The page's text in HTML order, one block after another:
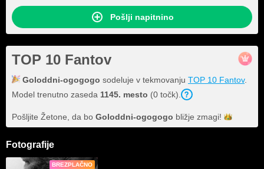
Pošlji napitnino
TOP 10 Fantov
Goloddni-ogogogo sodeluje v tekmovanju TOP 10 Fantov.
Model trenutno zaseda 1145. mesto (0 točk).
Pošljite Žetone, da bo Goloddni-ogogogo bližje zmagi!
Fotografije
BREZPLAČNO